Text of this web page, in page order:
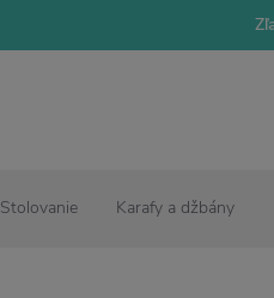
Stolovanie Karafy a džbány